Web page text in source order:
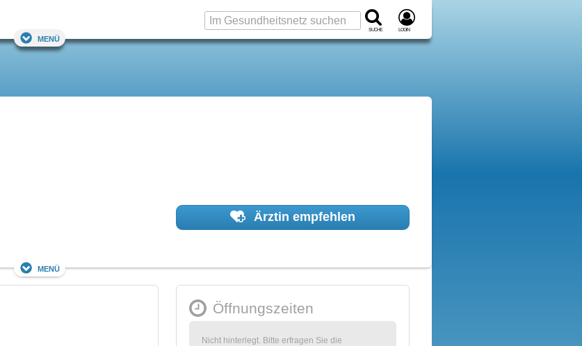
Suche Login
Menü
Ärztin empfehlen
Menü
Öffnungszeiten
Nicht hinterlegt. Bitte erfragen Sie die